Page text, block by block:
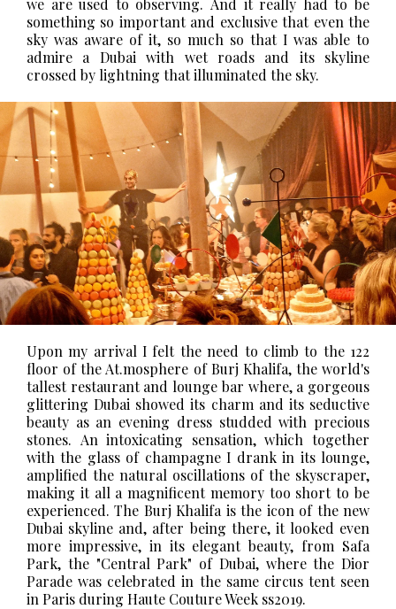
we are used to observing. And it really had to be
something so important and exclusive that even the
sky was aware of it, so much so that I was able to
admire a Dubai with wet roads and its skyline
crossed by lightning that illuminated the sky.
Upon my arrival I felt the need to climb to the 122
floor of the At.mosphere of Burj Khalifa, the world's
tallest restaurant and lounge bar where, a gorgeous
glittering Dubai showed its charm and its seductive
beauty as an evening dress studded with precious
stones. An intoxicating sensation, which together
with the glass of champagne I drank in its lounge,
amplified the natural oscillations of the skyscraper,
making it all a magnificent memory too short to be
experienced. The Burj Khalifa is the icon of the new
Dubai skyline and, after being there, it looked even
more impressive, in its elegant beauty, from Safa
Park, the "Central Park" of Dubai, where the Dior
Parade was celebrated in the same circus tent seen
in Paris during Haute Couture Week ss2019.